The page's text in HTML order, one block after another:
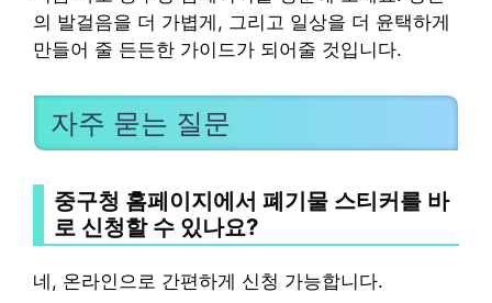
의 발걸음을 더 가볍게, 그리고 일상을 더 윤택하게
만들어 줄 든든한 가이드가 되어줄 것입니다.
자주 묻는 질문
중구청 홈페이지에서 폐기물 스티커를 바
로 신청할 수 있나요?
네, 온라인으로 간편하게 신청 가능합니다.